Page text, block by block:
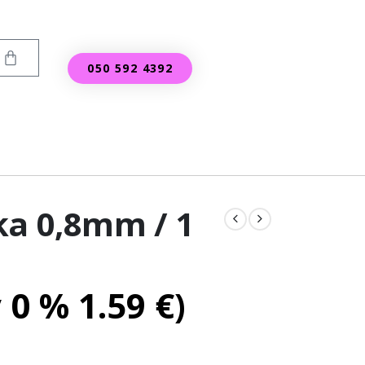
050 592 4392
0,8mm / 1
% 1.59 €)